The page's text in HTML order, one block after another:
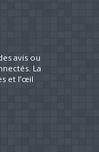
avis ou
La
et l’œil